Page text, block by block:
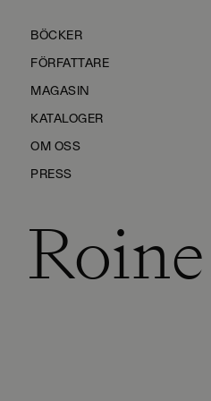
BÖCKER
FÖRFATTARE
MAGASIN
KATALOGER
OM OSS
PRESS
KONTAKTA OSS
HÅLLBARHET
Roine